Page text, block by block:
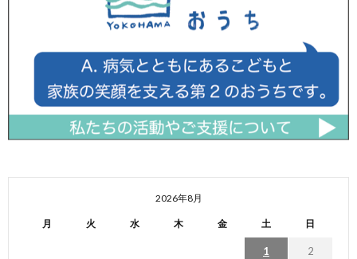
2026年8月
月 火 水 木 金 土 日
1 2